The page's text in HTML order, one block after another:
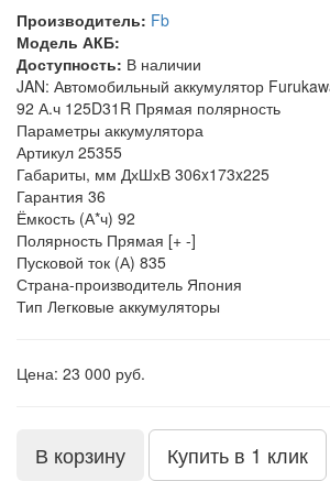
Производитель: Fb
Модель АКБ:
Доступность: В наличии
JAN: Автомобильный аккумулятор
92 А.ч 125D31R Прямая полярность
Параметры аккумулятора
Артикул 25355
Габариты, мм ДхШхВ 306x173x225
Гарантия 36
Ёмкость (А*ч) 92
Полярность Прямая [+ -]
Пусковой ток (А) 835
Страна-производитель Япония
Тип Легковые аккумуляторы
Цена: 23 000 руб.
В корзину Купить в 1 клик